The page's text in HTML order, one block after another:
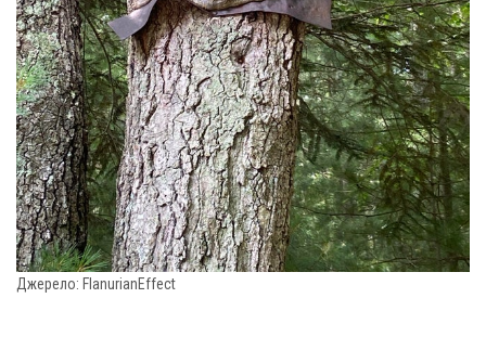
Джерело: FlanurianEffect